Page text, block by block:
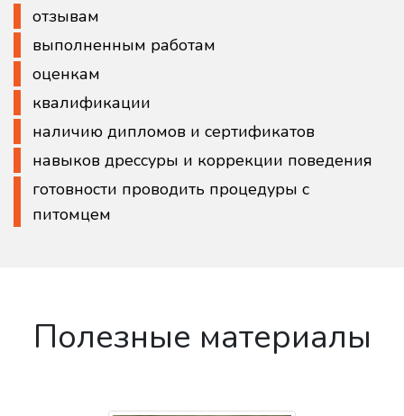
отзывам
выполненным работам
оценкам
квалификации
наличию дипломов и сертификатов
навыков дрессуры и коррекции поведения
готовности проводить процедуры с
питомцем
Полезные материалы